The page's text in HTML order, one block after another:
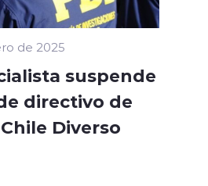
de 2025
suspende
directivo de
Diverso